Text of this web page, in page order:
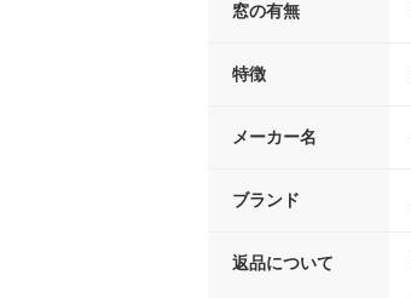
窓の有無
特徴
メーカー名
ブランド
返品について